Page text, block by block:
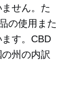
せん。た
の使用また
す。CBD
州の内訳